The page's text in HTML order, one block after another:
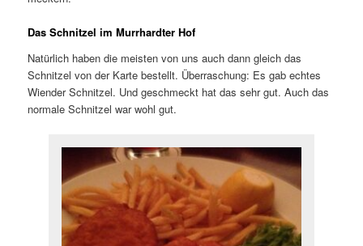
Das Schnitzel im Murrhardter Hof
Natürlich haben die meisten von uns auch dann gleich das
Schnitzel von der Karte bestellt. Überraschung: Es gab echtes
Wiender Schnitzel. Und geschmeckt hat das sehr gut. Auch das
normale Schnitzel war wohl gut.